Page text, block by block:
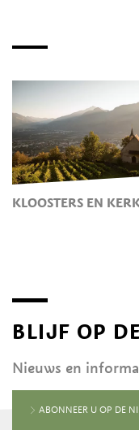
KLOOSTERS EN
BLIJF OP
Nieuws en
ABONNEER U OP DE